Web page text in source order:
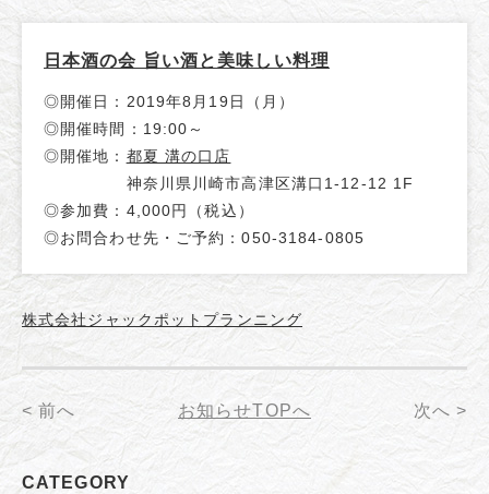
日本酒の会 旨い酒と美味しい料理
◎開催日：2019年8月19日（月）
◎開催時間：19:00～
◎開催地： 都夏 溝の口店
神奈川県川崎市高津区溝口1-12-12 1F
◎参加費：4,000円（税込）
◎お問合わせ先・ご予約：050-3184-0805
株式会社ジャックポットプランニング
< 前へ お知らせTOPへ 次へ >
CATEGORY